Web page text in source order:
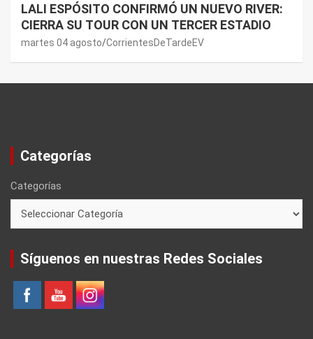
LALI ESPÓSITO CONFIRMÓ UN NUEVO RIVER:
CIERRA SU TOUR CON UN TERCER ESTADIO
martes 04 agosto CorrientesDeTardeEV
Categorías
Categorías
Síguenos en nuestras Redes Sociales